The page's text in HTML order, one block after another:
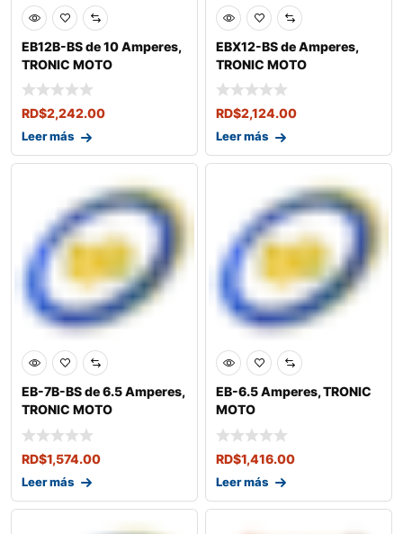
EB12B-BS de 10 Amperes,
TRONIC MOTO
RD$2,242.00
Leer más
EBX12-BS de Amperes,
TRONIC MOTO
RD$2,124.00
Leer más
EB-7B-BS de 6.5 Amperes,
TRONIC MOTO
RD$1,574.00
Leer más
EB-6.5 Amperes, TRONIC
MOTO
RD$1,416.00
Leer más